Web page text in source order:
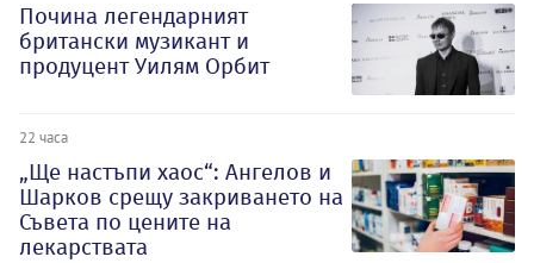
Почина легендарният
британски музикант и
продуцент Уилям Орбит
22 часа
„Ще настъпи хаос“: Ангелов и
Шарков срещу закриването на
Съвета по цените на
лекарствата